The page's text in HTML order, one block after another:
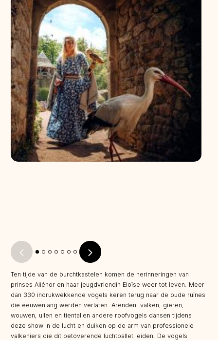
Ten tijde van de burchtkastelen komen de herinneringen van
prinses Aliénor en haar jeugdvriendin Eloïse weer tot leven. Meer
dan 330 indrukwekkende vogels keren terug naar de oude ruïnes
die eeuwenlang werden verlaten. Arenden, valken, gieren,
wouwen, uilen en tientallen andere roofvogels dansen tijdens
deze show in de lucht en duiken op de arm van professionele
valkeniers die dit betoverende luchtballet leiden. De vogels